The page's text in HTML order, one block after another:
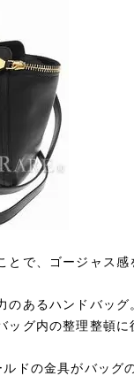
とで、ゴージャス感
あるハンドバッグ
ッグ内の整理整頓に
ドの金具がバッグ